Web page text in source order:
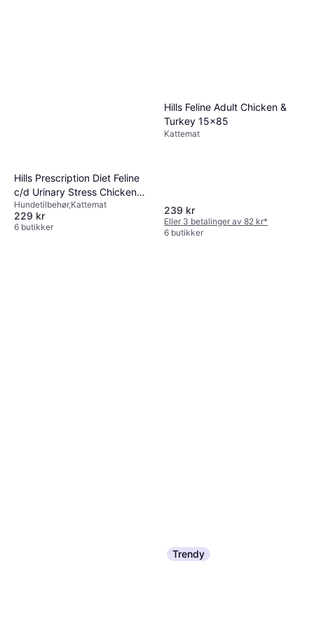
Hills Prescription Diet Feline
c/d Urinary Stress Chicken
Saver
Hundetilbehør,Kattemat
229 kr
6 butikker
Hills Feline Adult Chicken &
Turkey 15x85
Kattemat
239 kr
Eller 3 betalinger av 82 kr*
6 butikker
Trendy